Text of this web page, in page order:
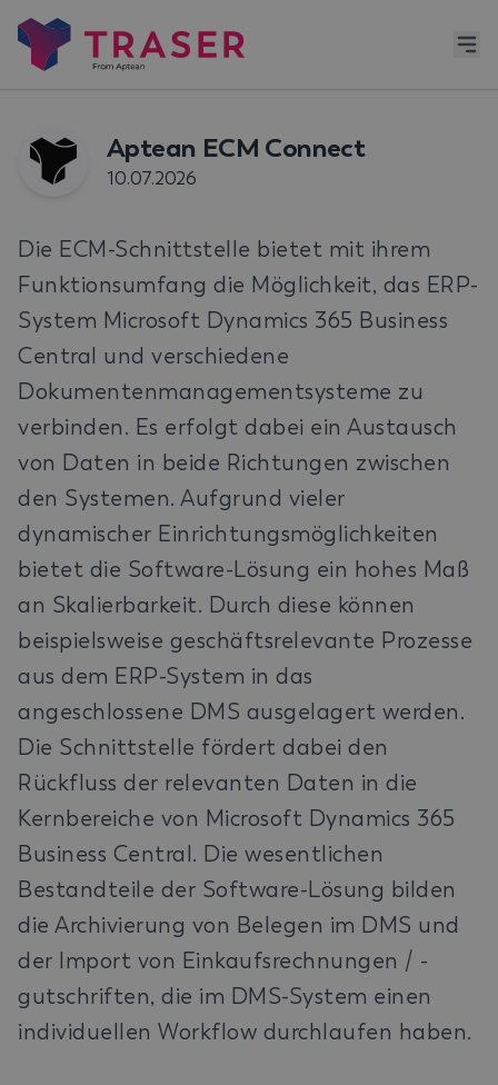
Aptean ECM Connect
10.07.2026
Die ECM-Schnittstelle bietet mit ihrem
Funktionsumfang die Möglichkeit, das ERP-
System Microsoft Dynamics 365 Business
Central und verschiedene
Dokumentenmanagementsysteme zu
verbinden. Es erfolgt dabei ein Austausch
von Daten in beide Richtungen zwischen
den Systemen. Aufgrund vieler
dynamischer Einrichtungsmöglichkeiten
bietet die Software-Lösung ein hohes Maß
an Skalierbarkeit. Durch diese können
beispielsweise geschäftsrelevante Prozesse
aus dem ERP-System in das
angeschlossene DMS ausgelagert werden.
Die Schnittstelle fördert dabei den
Rückfluss der relevanten Daten in die
Kernbereiche von Microsoft Dynamics 365
Business Central. Die wesentlichen
Bestandteile der Software-Lösung bilden
die Archivierung von Belegen im DMS und
der Import von Einkaufsrechnungen / -
gutschriften, die im DMS-System einen
individuellen Workflow durchlaufen haben.